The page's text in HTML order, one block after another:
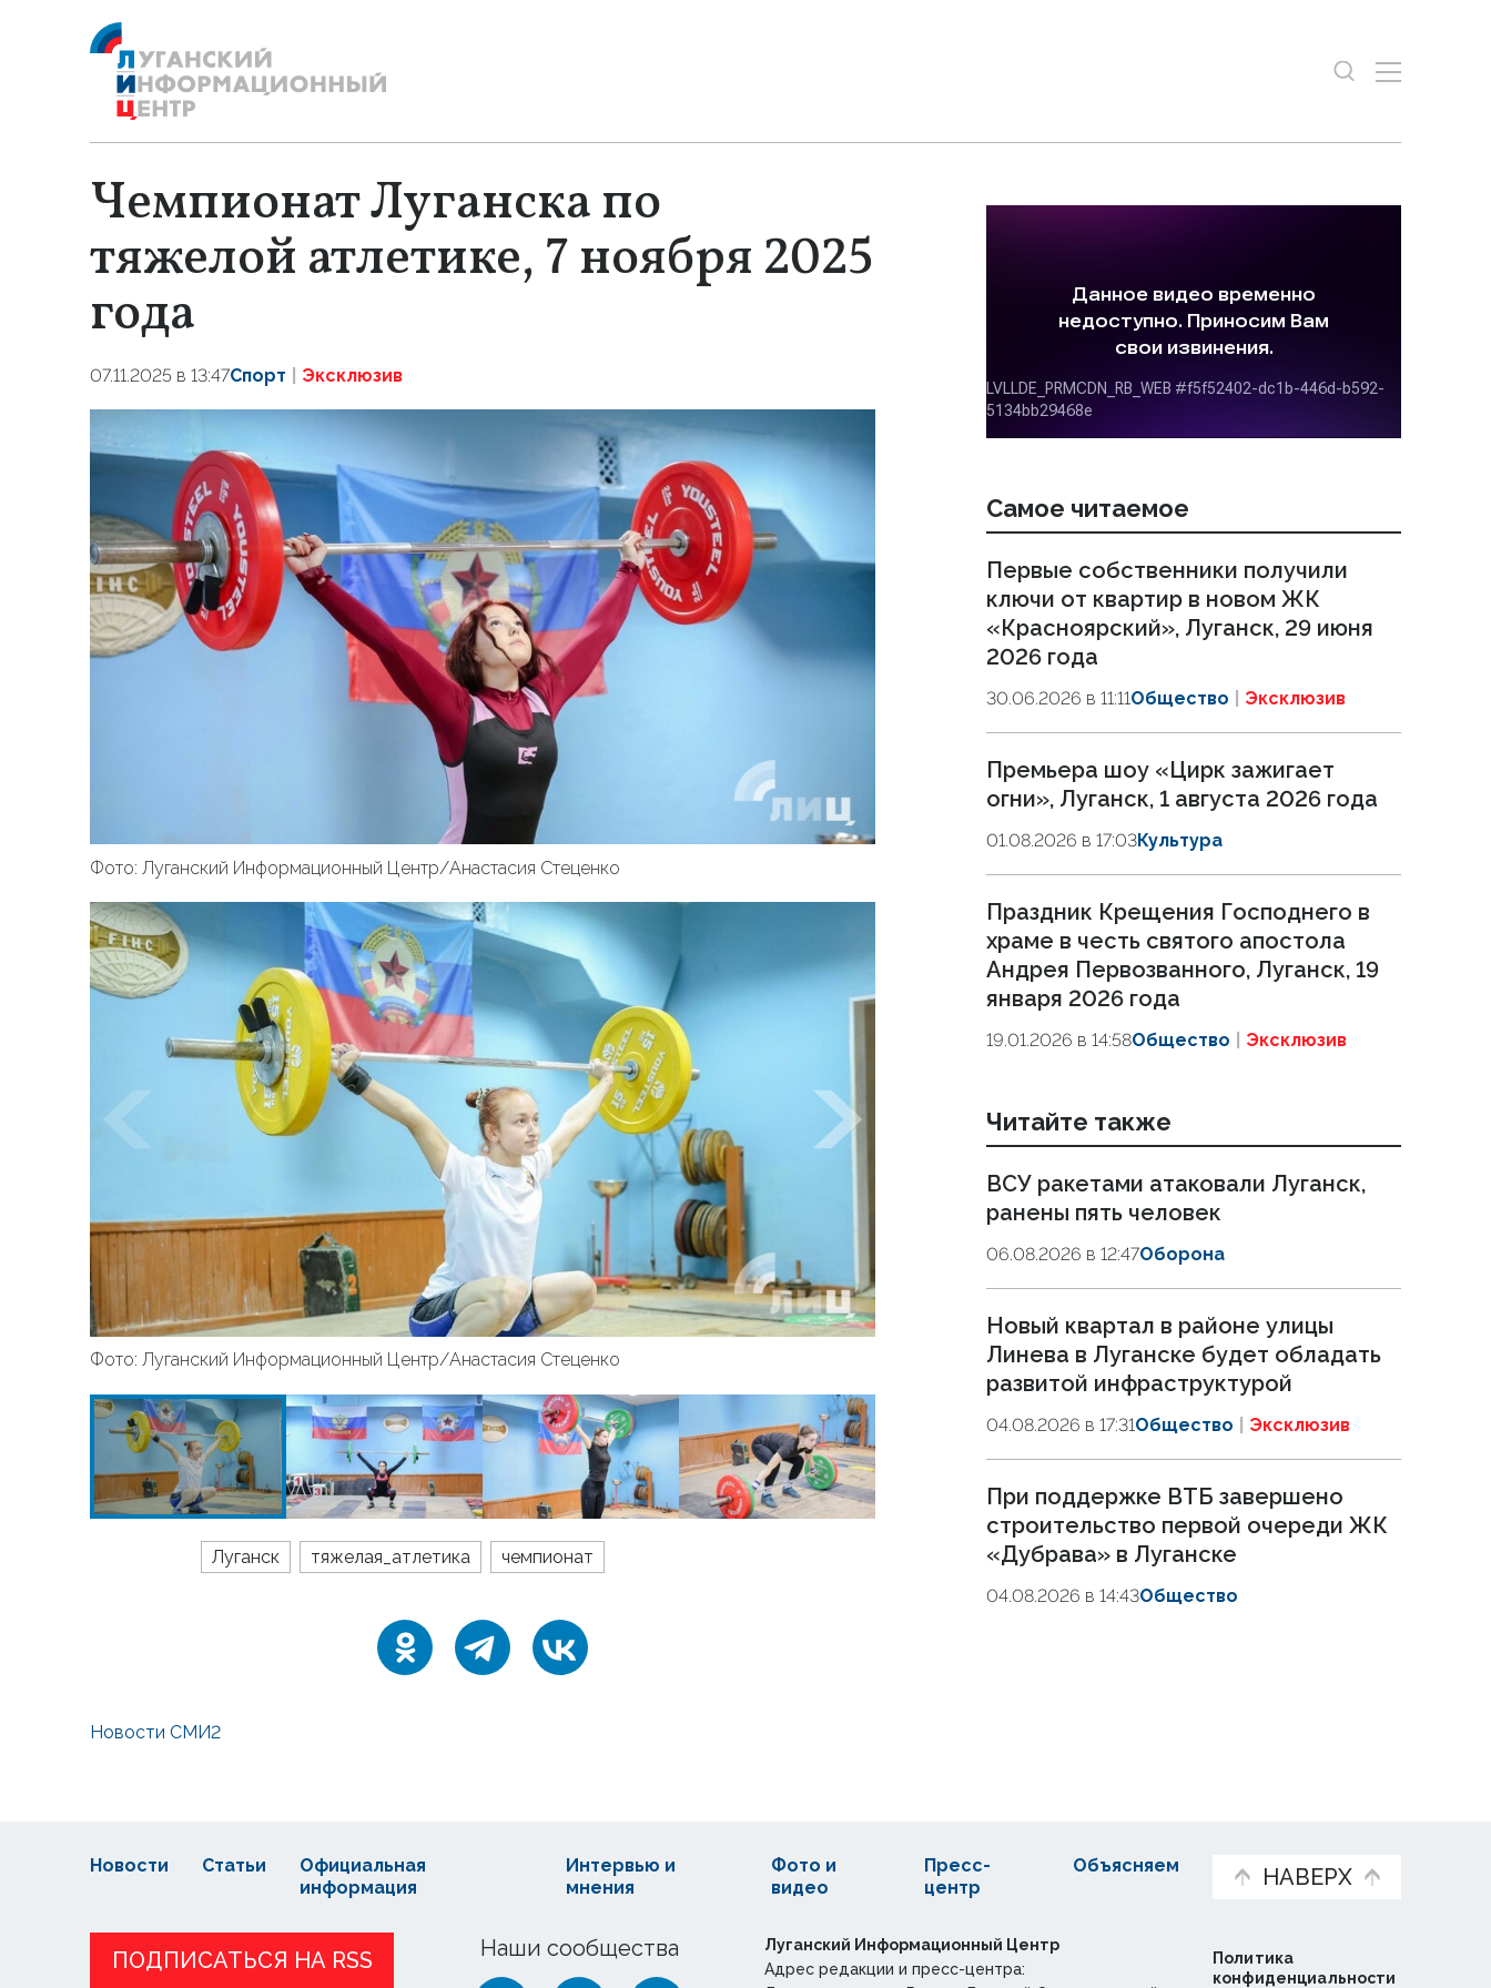
Чемпионат Луганска по
тяжелой атлетике, 7 ноября 2025
года
07.11.2025 в 13:47Спорт Эксклюзив
Фото: Луганский Информационный Центр/Анастасия Стеценко
Фото: Луганский Информационный Центр/Анастасия Стеценко
Луганск тяжелая_атлетика чемпионат
Самое читаемое
Первые собственники получили
ключи от квартир в новом ЖК
«Красноярский», Луганск, 29 июня
2026 года
30.06.2026 в 11:11Общество Эксклюзив
Премьера шоу «Цирк зажигает
огни», Луганск, 1 августа 2026 года
01.08.2026 в 17:03Культура
Праздник Крещения Господнего в
храме в честь святого апостола
Андрея Первозванного, Луганск, 19
января 2026 года
19.01.2026 в 14:58Общество Эксклюзив
Читайте также
ВСУ ракетами атаковали Луганск,
ранены пять человек
06.08.2026 в 12:47Оборона
Новый квартал в районе улицы
Линева в Луганске будет обладать
развитой инфраструктурой
04.08.2026 в 17:31Общество Эксклюзив
При поддержке ВТБ завершено
строительство первой очереди ЖК
«Дубрава» в Луганске
04.08.2026 в 14:43Общество
Новости СМИ2
НАВЕРХ
Наши сообщества
ПОДПИСАТЬСЯ НА RSS
Новости Статьи
Официальная
информация
Интервью и
мнения
Фото и
видео
Пресс-
центр
Объясняем
Политика
конфиденциальности
Луганский Информационный Центр
Адрес редакции и пресс-центра: